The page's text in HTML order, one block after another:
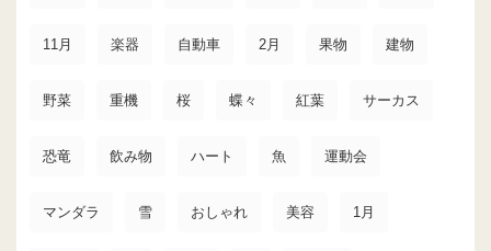
11月 楽器 自動車 2月 果物 建物
野菜 重機 桜 蝶々 紅葉 サーカス
恐竜 飲み物 ハート 魚 運動会
マンダラ 雪 おしゃれ 美容 1月